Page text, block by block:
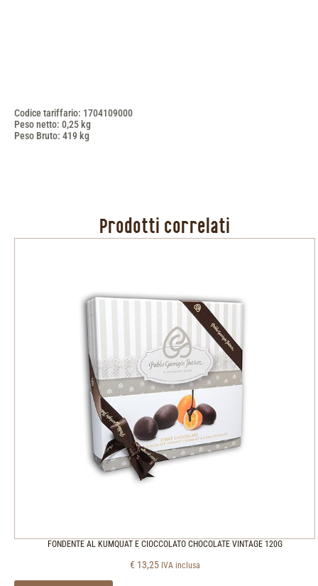
Codice tariffario: 1704109000
Peso netto: 0,25 kg
Peso Bruto: 419 kg
Prodotti correlati
FONDENTE AL KUMQUAT E CIOCCOLATO CHOCOLATE VINTAGE 120G
€ 13,25 IVA inclusa